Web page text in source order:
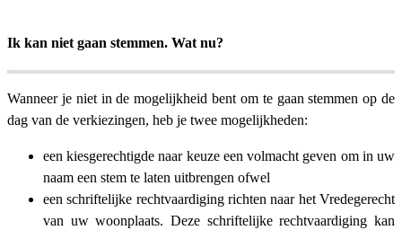
Ik kan niet gaan stemmen. Wat nu?
Wanneer je niet in de mogelijkheid bent om te gaan stemmen op de
dag van de verkiezingen, heb je twee mogelijkheden:
een kiesgerechtigde naar keuze een volmacht geven om in uw
naam een stem te laten uitbrengen ofwel
een schriftelijke rechtvaardiging richten naar het Vredegerecht
van uw woonplaats. Deze schriftelijke rechtvaardiging kan